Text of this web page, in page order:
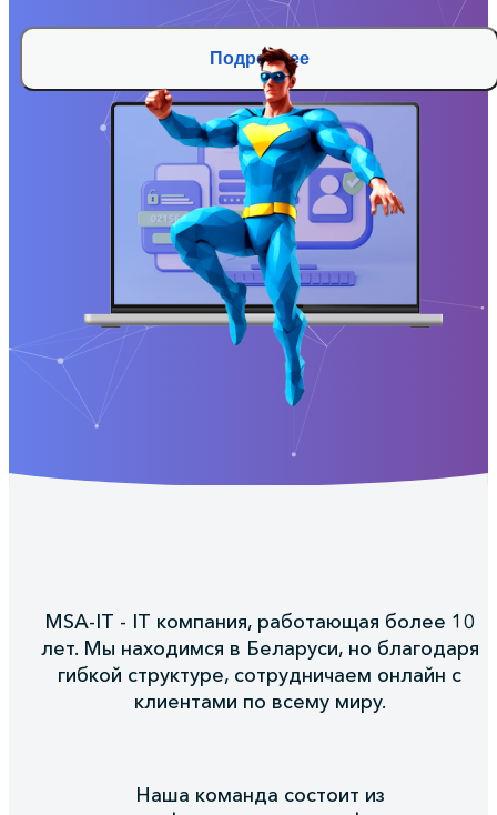
Подробнее
MSA-IT - IT компания, работающая более 10
лет. Мы находимся в Беларуси, но благодаря
гибкой структуре, сотрудничаем онлайн с
клиентами по всему миру.
Наша команда состоит из